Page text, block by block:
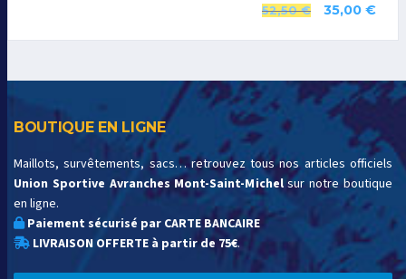
52,50€ 35,00 €
BOUTIQUE EN LIGNE
Maillots, survêtements, sacs… retrouvez tous nos articles officiels
Union Sportive Avranches Mont-Saint-Michelsur notre boutique
en ligne.
Paiement sécurisé par CARTE BANCAIRE
LIVRAISON OFFERTE à partir de 75€.